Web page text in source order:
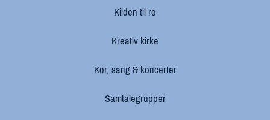
Kilden til ro
Kreativ kirke
Kor, sang & koncerter
Samtalegrupper